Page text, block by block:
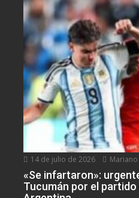
14 de julio de 2026 Mariano
«Se infartaron»:
Tucumán por el partido